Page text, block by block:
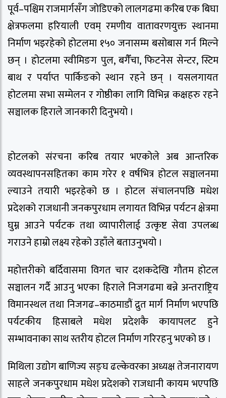
पूर्व–पश्चिम राजमार्गसँग जोडिएको लालगढमा करिब एक बिघा
क्षेत्रफलमा हरियाली एवम् रमणीय वातावरणयुक्त स्थानमा
निर्माण भइरहेको होटलमा १५० जनासम्म बसोबास गर्न मिल्ने
छन् । होटलमा स्वीमिङग पुल, बगैँचा, फिटनेस सेन्टर, स्टिम
बाथ र पर्याप्त पार्किङको स्थान रहने छन् । यसलगायत
होटलमा सभा सम्मेलन र गोष्ठीका लागि विभिन्न कक्षहरु रहने
सञ्चालक हिराले जानकारी दिनुभयो ।
होटलको संरचना करिब तयार भएकोले अब आन्तरिक
व्यवस्थापनसहितका काम गरेर १ वर्षभित्र होटल सञ्चालनमा
ल्याउने तयारी भइरहेको छ । होटल संचालनपछि मधेश
प्रदेशको राजधानी जनकपुरधाम लगायत विभिन्न पर्यटन क्षेत्रमा
घुम्न आउने पर्यटक तथा व्यापारीलाई उत्कृष्ट सेवा उपलब्ध
गराउने हाम्रो लक्ष्य रहेको उहाँले बताउनुभयो ।
महोत्तरीको बर्दिवासमा विगत चार दशकदेखि गौतम होटल
सञ्चालन गर्दै आउनु भएका हिराले निजगढमा बन्ने अन्तराष्ट्रिय
विमानस्थल तथा निजगढ–काठमाडौं द्रुत मार्ग निर्माण भएपछि
पर्यटकीय हिसाबले मधेश प्रदेशकै कायापलट हुने
सम्भावनाका साथ स्तरीय होटल निर्माण गरिरहनु भएको छ ।
मिथिला उद्योग बाणिज्य सङ्घ ढल्केवरका अध्यक्ष तेजनारायण
साहले जनकपुरधाम मधेश प्रदेशको राजधानी कायम भएपछि